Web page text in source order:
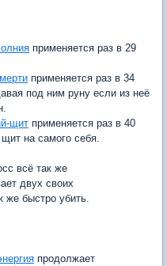
применяется раз в 29
применяется раз в 34
под ним руну если из неё
щит применяется раз в 40
на самого себя.
всё так же
двух своих
же быстро убить.
продолжает